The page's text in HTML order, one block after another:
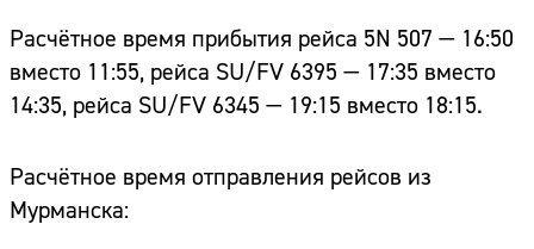
Расчётное время прибытия рейса 5N 507 — 16:50
вместо 11:55, рейса SU/FV 6395 — 17:35 вместо
14:35, рейса SU/FV 6345 — 19:15 вместо 18:15.
Расчётное время отправления рейсов из
Мурманска: